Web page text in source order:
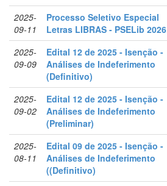
2025-
09-11
Processo Seletivo Especial
Letras LIBRAS - PSELib 2026
2025-
09-09
Edital 12 de 2025 - Isenção -
Análises de Indeferimento
(Definitivo)
2025-
09-02
Edital 12 de 2025 - Isenção -
Análises de Indeferimento
(Preliminar)
2025-
08-11
Edital 09 de 2025 - Isenção -
Análises de Indeferimento
((Definitivo)